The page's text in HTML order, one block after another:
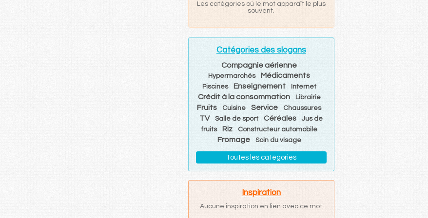
Les catégories où le mot apparaît le plus
souvent.
Catégories des slogans
Compagnie aérienne
Hypermarchés Médicaments
Piscines Enseignement Internet
Crédit à la consommation Librairie
Fruits Cuisine Service Chaussures
TV Salle de sport Céréales
Jus de
fruits
Riz Constructeur automobile
Fromage Soin du visage
Toutes les catégories
Inspiration
Aucune inspiration en lien avec ce mot